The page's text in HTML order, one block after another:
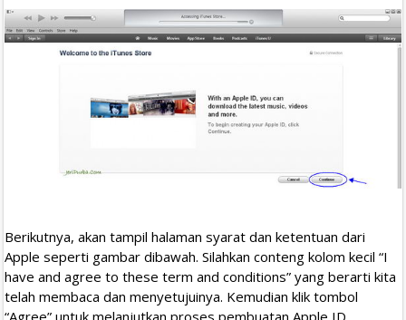
Berikutnya, akan tampil halaman syarat dan ketentuan dari
Apple seperti gambar dibawah. Silahkan conteng kolom kecil “I
have and agree to these term and conditions” yang berarti kita
telah membaca dan menyetujuinya. Kemudian klik tombol